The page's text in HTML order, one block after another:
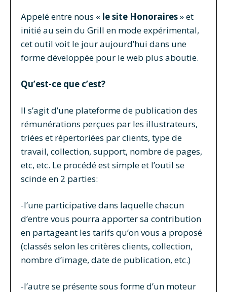
Appelé entre nous « le site Honoraires» et
initié au sein du Grill en mode expérimental,
cet outil voit le jour aujourd’hui dans une
forme développée pour le web plus aboutie.
Qu’est-ce que c’est?
Il s’agit d’une plateforme de publication des
rémunérations perçues par les illustrateurs,
triées et répertoriées par clients, type de
travail, collection, support, nombre de pages,
etc, etc. Le procédé est simple et l’outil se
scinde en 2 parties:
-l’une participative dans laquelle chacun
d’entre vous pourra apporter sa contribution
en partageant les tarifs qu’on vous a proposé
(classés selon les critères clients, collection,
nombre d’image, date de publication, etc.)
-l’autre se présente sous forme d’un moteur